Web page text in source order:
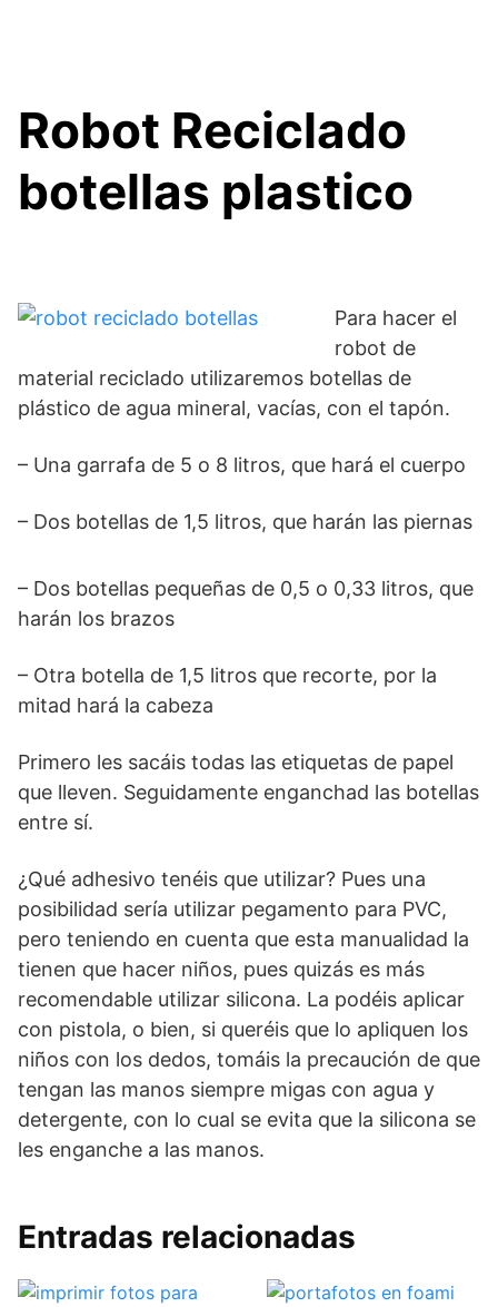
Robot Reciclado
botellas plastico
Para hacer el
robot de
material reciclado utilizaremos botellas de
plástico de agua mineral, vacías, con el tapón.
– Una garrafa de 5 o 8 litros, que hará el cuerpo
– Dos botellas de 1,5 litros, que harán las piernas
– Dos botellas pequeñas de 0,5 o 0,33 litros, que
harán los brazos
– Otra botella de 1,5 litros que recorte, por la
mitad hará la cabeza
Primero les sacáis todas las etiquetas de papel
que lleven. Seguidamente enganchad las botellas
entre sí.
¿Qué adhesivo tenéis que utilizar? Pues una
posibilidad sería utilizar pegamento para PVC,
pero teniendo en cuenta que esta manualidad la
tienen que hacer niños, pues quizás es más
recomendable utilizar silicona. La podéis aplicar
con pistola, o bien, si queréis que lo apliquen los
niños con los dedos, tomáis la precaución de que
tengan las manos siempre migas con agua y
detergente, con lo cual se evita que la silicona se
les enganche a las manos.
Entradas relacionadas